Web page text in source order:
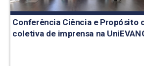
Conferência Ciência e Propósito
coletiva de imprensa na